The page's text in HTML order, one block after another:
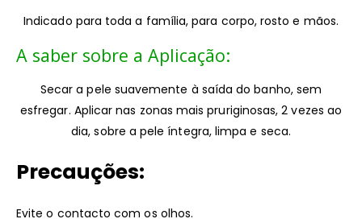
Indicado para toda a família, para corpo, rosto e mãos.
A saber sobre a Aplicação:
Secar a pele suavemente à saída do banho, sem
esfregar. Aplicar nas zonas mais pruriginosas, 2 vezes ao
dia, sobre a pele íntegra, limpa e seca.
Precauções:
Evite o contacto com os olhos.